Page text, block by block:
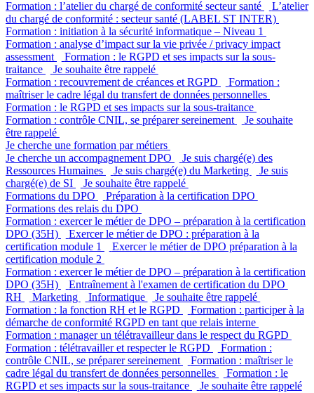
Formation : l’atelier du chargé de conformité secteur santé
L’atelier
du chargé de conformité : secteur santé (LABEL ST INTER)
Formation : initiation à la sécurité informatique – Niveau 1
Formation : analyse d’impact sur la vie privée / privacy impact
assessment
Formation : le RGPD et ses impacts sur la sous-
traitance
Je souhaite être rappelé
Formation : recouvrement de créances et RGPD
Formation :
maîtriser le cadre légal du transfert de données personnelles
Formation : le RGPD et ses impacts sur la sous-traitance
Formation : contrôle CNIL, se préparer sereinement
Je souhaite
être rappelé
Je cherche une formation par métiers
Je cherche un accompagnement DPO
Je suis chargé(e) des
Ressources Humaines
Je suis chargé(e) du Marketing
Je suis
chargé(e) de SI
Je souhaite être rappelé
Formations du DPO
Préparation à la certification DPO
Formations des relais du DPO
Formation : exercer le métier de DPO – préparation à la certification
DPO (35H)
Exercer le métier de DPO : préparation à la
certification module 1
Exercer le métier de DPO préparation à la
certification module 2
Formation : exercer le métier de DPO – préparation à la certification
DPO (35H)
Entraînement à l'examen de certification du DPO
RH
Marketing Informatique
Je souhaite être rappelé
Formation : la fonction RH et le RGPD
Formation : participer à la
démarche de conformité RGPD en tant que relais interne
Formation : manager un télétravailleur dans le respect du RGPD
Formation : télétravailler et respecter le RGPD
Formation :
contrôle CNIL, se préparer sereinement
Formation : maîtriser le
cadre légal du transfert de données personnelles
Formation : le
RGPD et ses impacts sur la sous-traitance
Je souhaite être rappelé